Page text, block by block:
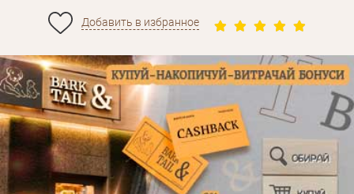
Добавить в избранное
Забыли пароль?
Личные данные